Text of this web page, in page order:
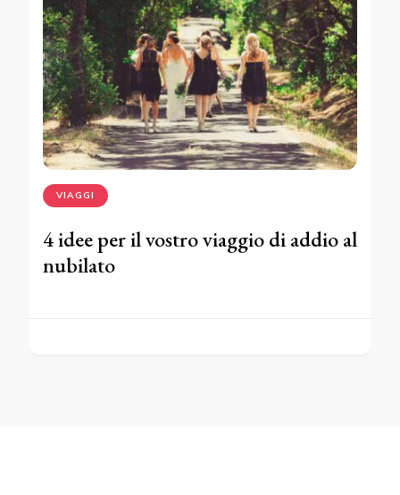
VIAGGI
4 idee per il vostro viaggio di addio al
nubilato